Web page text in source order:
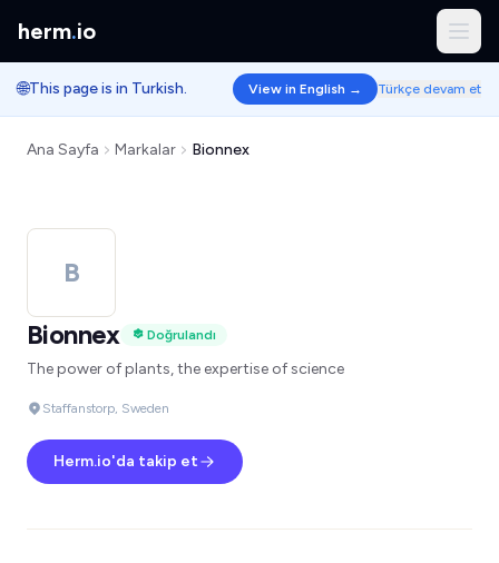
herm.io
🌐This page is in Turkish. View in English → Türkçe devam et
Ana Sayfa Markalar Bionnex
B
Bionnex
Doğrulandı
The power of plants, the expertise of science
Staffanstorp, Sweden
Herm.io'da takip et